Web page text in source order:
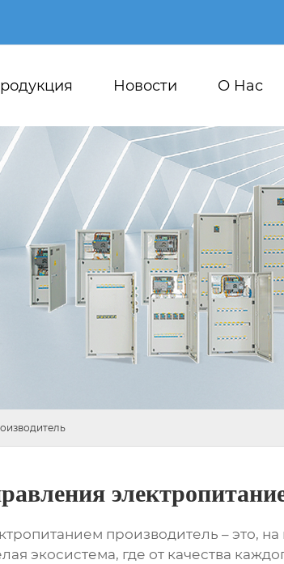
Новости О Hас
производитель – это,
экосистема, где от качества